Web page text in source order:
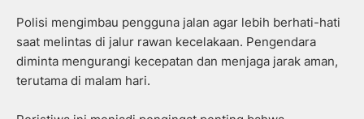
Polisi mengimbau pengguna jalan agar lebih berhati-hati
saat melintas di jalur rawan kecelakaan. Pengendara
diminta mengurangi kecepatan dan menjaga jarak aman,
terutama di malam hari.